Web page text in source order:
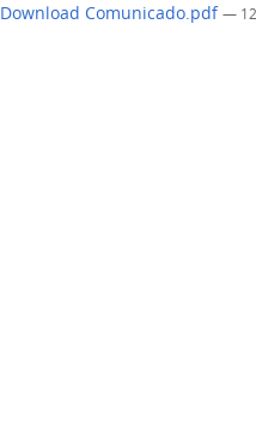
Download Comunicado.pdf—